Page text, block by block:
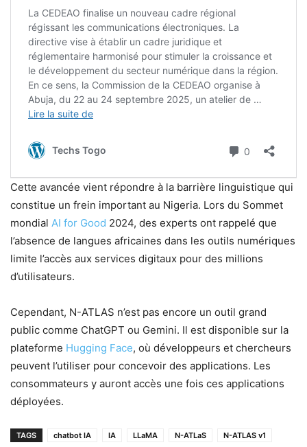
Cette avancée vient répondre à la barrière linguistique qui
constitue un frein important au Nigeria. Lors du Sommet
mondial AI for Good 2024, des experts ont rappelé que
l’absence de langues africaines dans les outils numériques
limite l’accès aux services digitaux pour des millions
d’utilisateurs.
Cependant, N-ATLAS n’est pas encore un outil grand
public comme ChatGPT ou Gemini. Il est disponible sur la
plateforme Hugging Face, où développeurs et chercheurs
peuvent l’utiliser pour concevoir des applications. Les
consommateurs y auront accès une fois ces applications
déployées.
TAGS chatbot IA IA LLaMA N-ATLaS N-ATLAS v1